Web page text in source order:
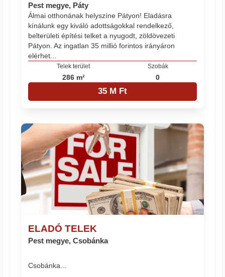
Pest megye, Páty
Álmai otthonának helyszíne Pátyon! Eladásra
kínálunk egy kiváló adottságokkal rendelkező,
belterületi építési telket a nyugodt, zöldövezeti
Pátyon. Az ingatlan 35 millió forintos irányáron
elérhet...
Telek terület
286 m²
Szobák
0
35 M Ft
ELADÓ TELEK
Pest megye, Csobánka
Csobánka...